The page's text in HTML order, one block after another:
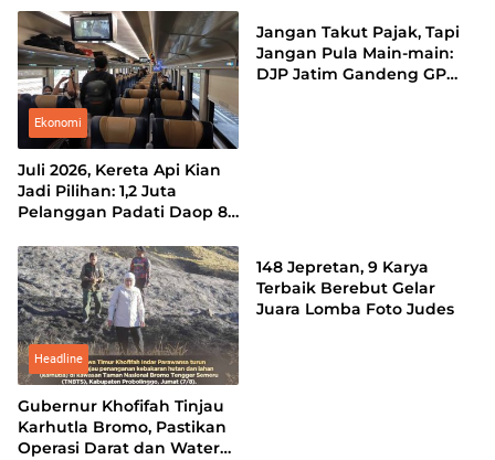
Total
Ekonomi
Juli 2026, Kereta Api Kian
Jadi Pilihan: 1,2 Juta
Pelanggan Padati Daop 8
Jangan Takut Pajak, Tapi
Jangan Pula Main-main:
DJP Jatim Gandeng GP
Headline
Gubernur Khofifah Tinjau
Karhutla Bromo, Pastikan
Operasi Darat dan Water
148 Jepretan, 9 Karya
Terbaik Berebut Gelar
Juara Lomba Foto Judes